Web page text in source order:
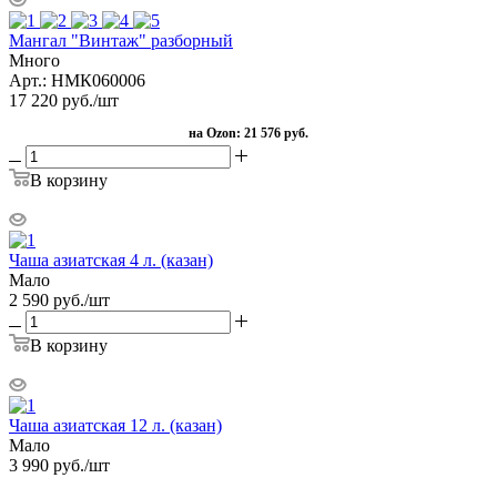
Мангал "Винтаж" разборный
Много
Арт.: НМК060006
17 220 руб./шт
на Ozon: 21 576 руб.
В корзину
Чаша азиатская 4 л. (казан)
Мало
2 590 руб./шт
В корзину
Чаша азиатская 12 л. (казан)
Мало
3 990 руб./шт